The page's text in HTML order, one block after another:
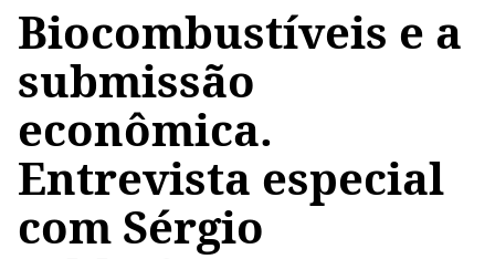
Biocombustíveis e a
submissão
econômica.
Entrevista especial
com Sérgio